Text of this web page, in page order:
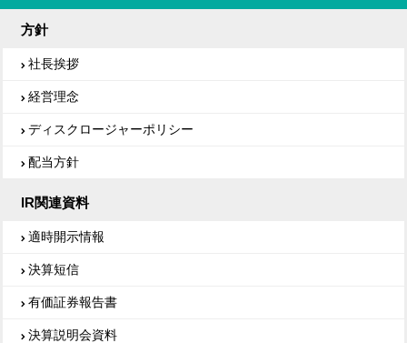
方針
社長挨拶
経営理念
ディスクロージャーポリシー
配当方針
IR関連資料
適時開示情報
決算短信
有価証券報告書
決算説明会資料